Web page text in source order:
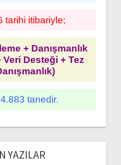
tarihi itibariyle;
+ Danışmanlık
Desteği + Tez
tanedir.
YAZILAR